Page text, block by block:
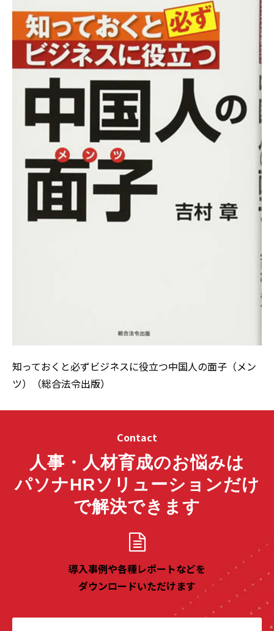
知っておくと必ずビジネスに役立つ中国人の面子（メン
ツ）（総合法令出版）
Contact
人事・人材育成のお悩みは
パソナHRソリューションだけ
で解決できます
導入事例や各種レポートなどを
ダウンロードいただけます